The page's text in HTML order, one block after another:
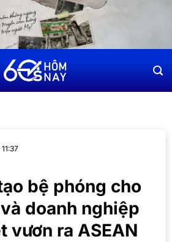
bệ phóng cho
doanh nghiệp
vươn ra ASEAN